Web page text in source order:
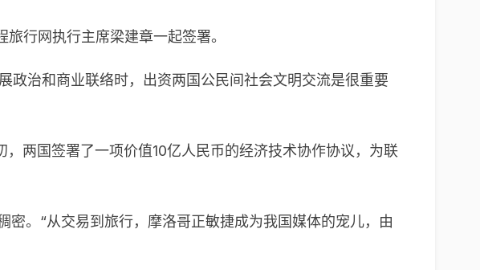
行网执行主席梁建章一起签署。
政治和商业联络时，出资两国公民间社会文明交流是很重要
两国签署了一项价值10亿人民币的经济技术协作协议，为联
。“从交易到旅行，摩洛哥正敏捷成为我国媒体的宠儿，由